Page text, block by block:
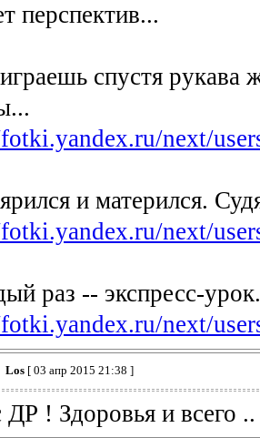
перспектив...
спустя рукава
next/
и матерился.
next/
раз -- экспресс-
next/
Los[ 03 апр 2015 21:38 ]
ДР ! Здоровья и всего ..